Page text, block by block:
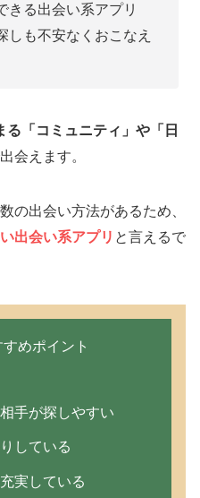
きる出会い系アプリ
しも不安なくおこなえ
る「コミュニティ」や「日
会えます。
の出会い方法があるため、
出会い系アプリ と言えるで
めポイント
手が探しやすい
している
実している